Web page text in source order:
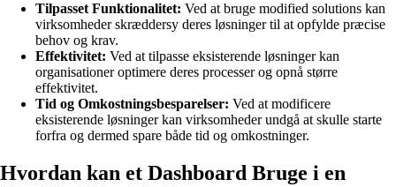
Tilpasset Funktionalitet: Ved at bruge modified solutions kan
virksomheder skræddersy deres løsninger til at opfylde præcise
behov og krav.
Effektivitet: Ved at tilpasse eksisterende løsninger kan
organisationer optimere deres processer og opnå større
effektivitet.
Tid og Omkostningsbesparelser: Ved at modificere
eksisterende løsninger kan virksomheder undgå at skulle starte
forfra og dermed spare både tid og omkostninger.
Hvordan kan et Dashboard Bruge i en